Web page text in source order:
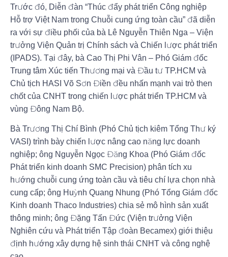
Trước đó, Diễn đàn “Thúc đẩy phát triển Công nghiệp
Hỗ trợ Việt Nam trong Chuỗi cung ứng toàn cầu” đã diễn
ra với sự điều phối của bà Lê Nguyễn Thiên Nga – Viện
trưởng Viện Quản trị Chính sách và Chiến lược phát triển
(IPADS). Tại đây, bà Cao Thị Phi Vân – Phó Giám đốc
Trung tâm Xúc tiến Thương mại và Đầu tư TP.HCM và
Chủ tịch HASI Võ Sơn Điền đều nhấn mạnh vai trò then
chốt của CNHT trong chiến lược phát triển TP.HCM và
vùng Đông Nam Bộ.
Bà Trương Thị Chí Bình (Phó Chủ tịch kiêm Tổng Thư ký
VASI) trình bày chiến lược nâng cao năng lực doanh
nghiệp; ông Nguyễn Ngọc Đăng Khoa (Phó Giám đốc
Phát triển kinh doanh SMC Precision) phân tích xu
hướng chuỗi cung ứng toàn cầu và tiêu chí lựa chọn nhà
cung cấp; ông Huỳnh Quang Nhung (Phó Tổng Giám đốc
Kinh doanh Thaco Industries) chia sẻ mô hình sản xuất
thông minh; ông Đặng Tấn Đức (Viện trưởng Viện
Nghiên cứu và Phát triển Tập đoàn Becamex) giới thiệu
định hướng xây dựng hệ sinh thái CNHT và công nghệ